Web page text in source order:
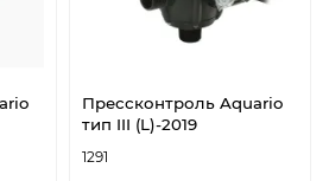
Прессконтроль Aquario
тип III (L)-2019
1291